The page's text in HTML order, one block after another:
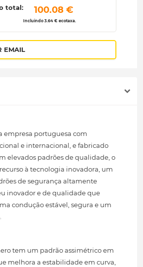
total: 100.08 €
Incluindo 3.64 € ecotaxa.
EMAIL
empresa portuguesa com
e internacional, e fabricado
elevados padrões de qualidade, o
à tecnologia inovadora, um
de segurança altamente
inovador e de qualidade que
condução estável, segura e um
tem um padrão assimétrico em
melhora a estabilidade em curva,